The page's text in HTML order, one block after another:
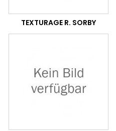
TEXTURAGE R. SORBY